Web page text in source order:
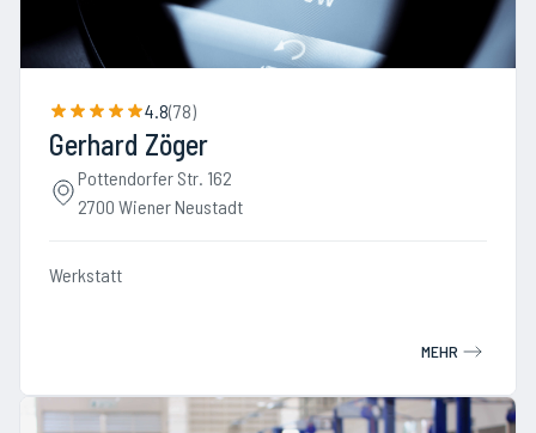
4.8(78)
Gerhard Zöger
Pottendorfer Str. 162
2700 Wiener Neustadt
Werkstatt
MEHR